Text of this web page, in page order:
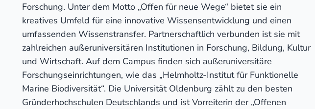
Forschung. Unter dem Motto „Offen für neue Wege“ bietet sie ein
kreatives Umfeld für eine innovative Wissensentwicklung und einen
umfassenden Wissenstransfer. Partnerschaftlich verbunden ist sie mit
zahlreichen außeruniversitären Institutionen in Forschung, Bildung, Kultur
und Wirtschaft. Auf dem Campus finden sich außeruniversitäre
Forschungseinrichtungen, wie das „Helmholtz-Institut für Funktionelle
Marine Biodiversität“. Die Universität Oldenburg zählt zu den besten
Gründerhochschulen Deutschlands und ist Vorreiterin der „Offenen